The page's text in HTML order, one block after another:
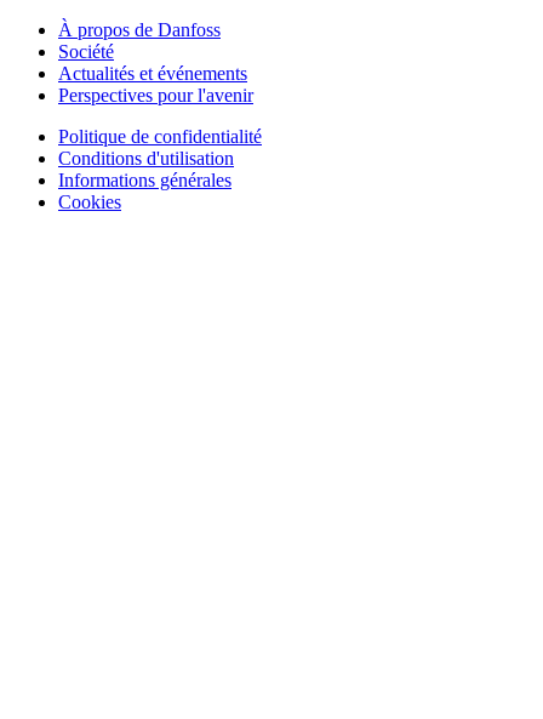
À propos de Danfoss
Société
Actualités et événements
Perspectives pour l'avenir
Politique de confidentialité
Conditions d'utilisation
Informations générales
Cookies